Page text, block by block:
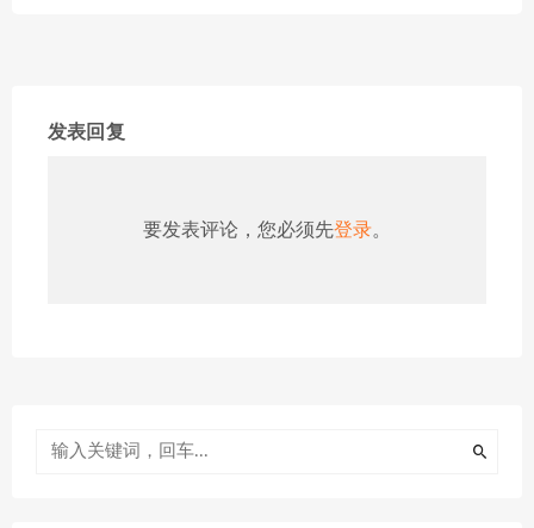
发表回复
要发表评论，您必须先登录。